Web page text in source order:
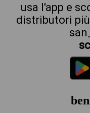
usa l'app e
distributori